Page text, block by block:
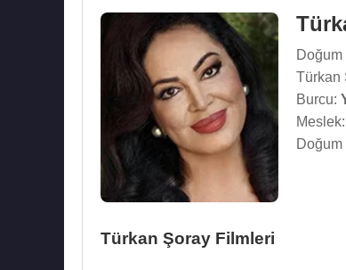
Doğum
Türkan
Burcu:
Meslek:
Doğum
Türkan Şoray Filmleri